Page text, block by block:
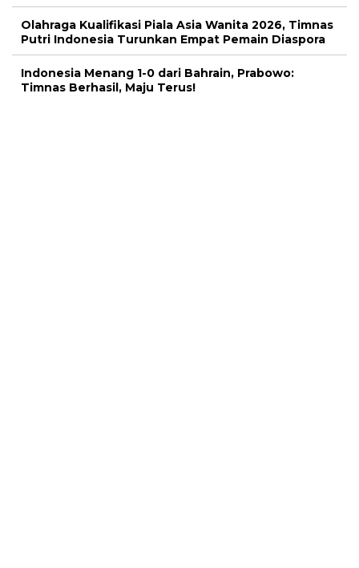
Olahraga Kualifikasi Piala Asia Wanita 2026, Timnas
Putri Indonesia Turunkan Empat Pemain Diaspora
Indonesia Menang 1-0 dari Bahrain, Prabowo:
Timnas Berhasil, Maju Terus!